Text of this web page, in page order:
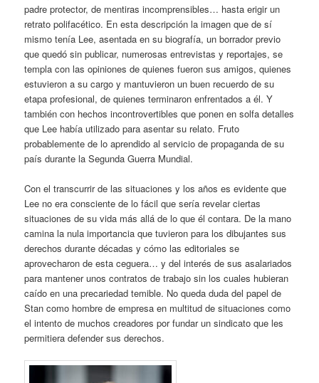
padre protector, de mentiras incomprensibles… hasta erigir un
retrato polifacético. En esta descripción la imagen que de sí
mismo tenía Lee, asentada en su biografía, un borrador previo
que quedó sin publicar, numerosas entrevistas y reportajes, se
templa con las opiniones de quienes fueron sus amigos, quienes
estuvieron a su cargo y mantuvieron un buen recuerdo de su
etapa profesional, de quienes terminaron enfrentados a él. Y
también con hechos incontrovertibles que ponen en solfa detalles
que Lee había utilizado para asentar su relato. Fruto
probablemente de lo aprendido al servicio de propaganda de su
país durante la Segunda Guerra Mundial.
Con el transcurrir de las situaciones y los años es evidente que
Lee no era consciente de lo fácil que sería revelar ciertas
situaciones de su vida más allá de lo que él contara. De la mano
camina la nula importancia que tuvieron para los dibujantes sus
derechos durante décadas y cómo las editoriales se
aprovecharon de esta ceguera… y del interés de sus asalariados
para mantener unos contratos de trabajo sin los cuales hubieran
caído en una precariedad temible. No queda duda del papel de
Stan como hombre de empresa en multitud de situaciones como
el intento de muchos creadores por fundar un sindicato que les
permitiera defender sus derechos.